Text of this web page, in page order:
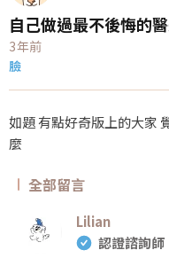
自己做過最不後悔的
3年前
臉
如題 有點好奇版上的大家
麼
全部留言
Lilian
認證諮詢師